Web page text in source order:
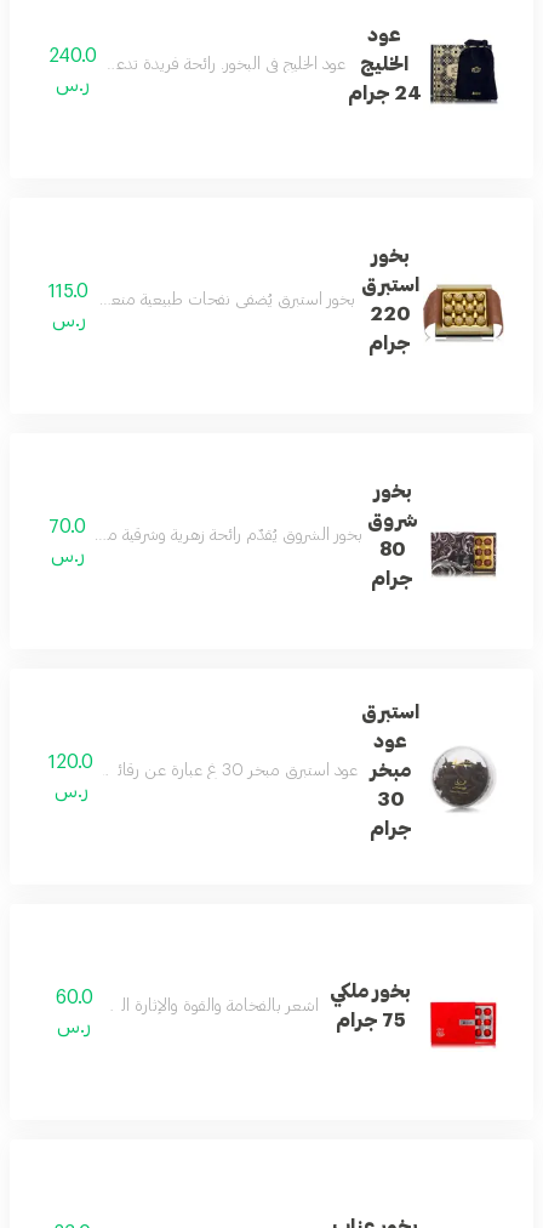
عود
الخليج
24 جرام
عود الخليج في البخور. رائحة فريدة تدعوك إلى عبيرها
240.0
ر.س
بخور
استبرق
220
جرام
بخور استبرق يُضفي نفحات طبيعية منعشة، مثالية
115.0
ر.س
بخور
شروق
80
جرام
بخور الشروق يُقدّم رائحة زهرية وشرقية مع قاعدة
70.0
ر.س
استبرق
عود
مبخر
30
جرام
عود استبرق مبخر 30 غ عبارة عن رقائق عود مع نفحات من الفوجير الحار والعنبر، والبرغموت والقرفة وخشب الأرز وإبرة الراعي لرائحة آسرة
120.0
ر.س
بخور ملكي
75 جرام
اشعر بالفخامة والقوة والإثارة اليوم مع بخور الملكي
60.0
ر.س